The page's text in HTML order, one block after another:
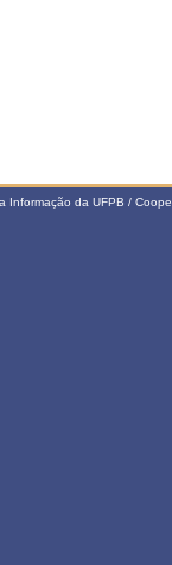
Informação da UFPB /